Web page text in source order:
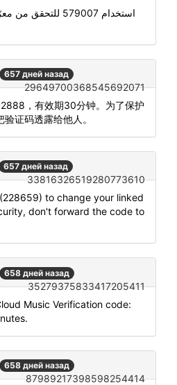
استخدام 579007
657 дней назад
29649700368545692071
，有效期30分钟。为了保护
证码透露给他人。
657 дней назад
33816326519280773610
to change your linked
don't forward the code to
658 дней назад
35279375833417205411
Music Verification code:
658 дней назад
87989217398598254414